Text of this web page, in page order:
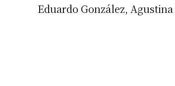
Eduardo González,